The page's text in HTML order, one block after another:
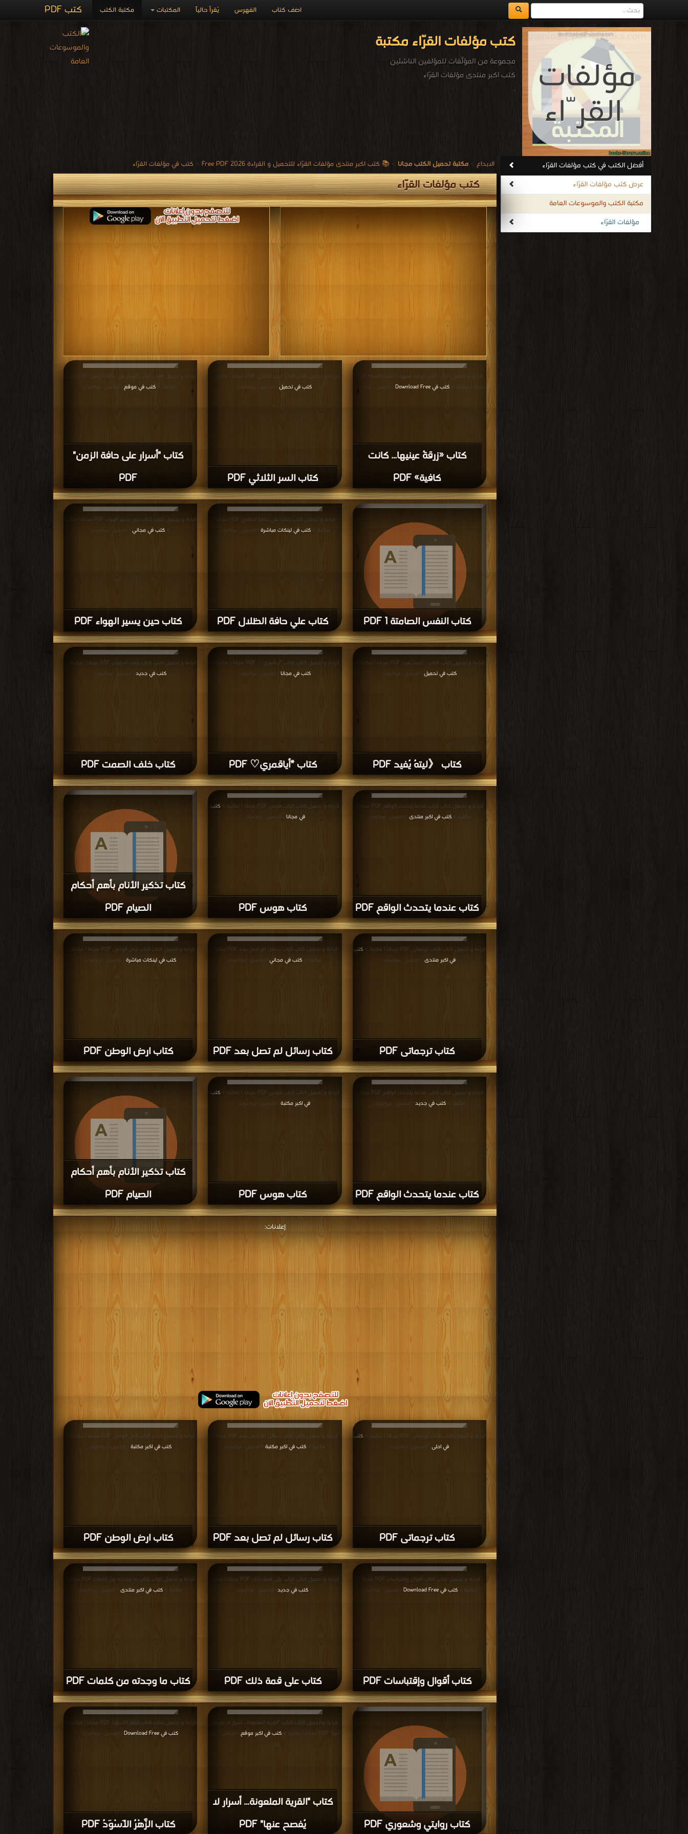
كتب PDF مكتبة الكتب المكتبات يُقرأ حالياً الفهرس اضف كتاب
كتب مؤلفات القرّاء مكتبة
مجموعة من المؤلَّفات للمؤلفين الناشئين
كتب اكبر منتدى مؤلفات القرّاء
.
أفضل الكتب في كتب مؤلفات القرّاء
عرض كتب مؤلفات القرّاء
مكتبة الكتب والموسوعات العامة
مؤلفات القرّاء
الابداع > مكتبة تحميل الكتب مجانا > 📚 كتب اكبر منتدى مؤلفات القرّاء للتحميل و القراءة 2026 Free PDF > كتب في مؤلفات القرّاء
كتب مؤلفات القرّاء
كتاب "أسرار على حافة الزمن"
PDF
| مكتبة > كتب في موقع | التحميل : مرة/مرات
كتاب السر الثلاثي PDF
قراءة و تحميل كتاب كتاب السر الثلاثي PDF مجانا | مكتبة >
كتب في تحميل
| التحميل : مرة/مرات
كتاب «زرقةُ عينيها… كانت
كافية» PDF
مجانا | مكتبة > كتب في Download Free | التحميل : مرة/مرات
كتاب حين يسير الهواء PDF
قراءة و تحميل كتاب كتاب حين يسير الهواء PDF مجانا | مكتبة
> كتب في مجاني| التحميل : مرة/مرات
كتاب علي حافة الظلال PDF
قراءة و تحميل كتاب كتاب علي حافة الظلال PDF مجانا |
مكتبة > كتب في لينكات مباشرة | التحميل : مرة/مرات
كتاب النفس الصامتة 1 PDF
قراءة و تحميل كتاب كتاب النفس الصامتة 1 PDF مجانا |
مكتبة >كتب في تحميل| التحميل : مرة/مرات
كتاب خلف الصمت PDF
قراءة و تحميل كتاب كتاب خلف الصمت PDF مجانا | مكتبة >
كتب في جديد| التحميل : مرة/مرات
كتاب *أياقمري♡ PDF
قراءة و تحميل كتاب كتاب *أياقمري♡ PDF مجانا | مكتبة >
كتب في مجانا | التحميل : مرة/مرات
كتاب 《ليتهُ يُفيد PDF
قراءة و تحميل كتاب كتاب 《ليتهُ يُفيد PDF مجانا | مكتبة >
كتب في تحميل
| التحميل : مرة/مرات
كتاب تذكير الأنام بأهم أحكام
الصيام PDF
قراءة و تحميل كتاب كتاب تذكير الأنام بأهم أحكام الصيام
كتب في اكبر موقع| التحميل : مرة/مرات
كتاب هوس PDF
قراءة و تحميل كتاب كتاب هوس PDF مجانا | مكتبة >
كتب
في مجانا | التحميل : مرة/مرات
كتاب عندما يتحدث الواقع PDF
قراءة و تحميل كتاب كتاب عندما يتحدث الواقع PDF مجانا |
مكتبة > كتب في اكبر منتدى | التحميل : مرة/مرات
كتاب ارض الوطن PDF
قراءة و تحميل كتاب كتاب ارض الوطن PDF مجانا | مكتبة >
كتب في لينكات مباشرة
| التحميل : مرة/مرات
كتاب رسائل لم تصل بعد PDF
قراءة و تحميل كتاب كتاب رسائل لم تصل بعد PDF مجانا |
مكتبة > كتب في مجاني| التحميل : مرة/مرات
كتاب ترجماتى PDF
قراءة و تحميل كتاب كتاب ترجماتى PDF مجانا | مكتبة >
كتب
في اكبر منتدى
| التحميل : مرة/مرات
كتاب تذكير الأنام بأهم أحكام
الصيام PDF
قراءة و تحميل كتاب كتاب تذكير الأنام بأهم أحكام الصيام
كتب في
كتاب هوس PDF
قراءة و تحميل كتاب كتاب هوس PDF مجانا | مكتبة >
كتب
في اكبر مكتبة | التحميل : مرة/مرات
كتاب عندما يتحدث الواقع PDF
قراءة و تحميل كتاب كتاب عندما يتحدث الواقع PDF مجانا |
مكتبة >كتب في جديد | التحميل : مرة/مرات
إعلانات:
كتاب ارض الوطن PDF
قراءة و تحميل كتاب كتاب ارض الوطن PDF مجانا | مكتبة >
كتب في اكبر مكتبة
| التحميل : مرة/مرات
كتاب رسائل لم تصل بعد PDF
قراءة و تحميل كتاب كتاب رسائل لم تصل بعد PDF مجانا |
مكتبة > كتب في اكبر مكتبة | التحميل : مرة/مرات
كتاب ترجماتى PDF
قراءة و تحميل كتاب كتاب ترجماتى PDF مجانا | مكتبة >
كتب
في احلى
| التحميل : مرة/مرات
كتاب ما وجدته من كلمات PDF
قراءة و تحميل كتاب كتاب ما وجدته من كلمات PDF مجانا |
مكتبة >كتب في اكبر منتدى | التحميل : مرة/مرات
كتاب على قمة ذلك PDF
قراءة و تحميل كتاب كتاب على قمة ذلك PDF مجانا | مكتبة
> كتب في جديد| التحميل : مرة/مرات
كتاب أقوال وإقتباسات PDF
قراءة و تحميل كتاب كتاب أقوال وإقتباسات PDF مجانا |
مكتبة >كتب في Download Free | التحميل : مرة/مرات
كتاب الزَّهْرُ الأَسْوَدُ PDF
قراءة و تحميل كتاب كتاب الزَّهْرُ الأَسْوَدُ PDF مجانا | مكتبة >
كتب في Download Free
| التحميل : مرة/مرات
كتاب "القرية الملعونة… أسرار لا
يُفصح عنها" PDF
قراءة و تحميل كتاب كتاب "القرية الملعونة… أسرار لا يُفصح
عنها" PDF مجانا | مكتبة >
كتب في اكبر موقع
| التحميل : مرة/
مرات
كتاب روايتي وشعوري PDF